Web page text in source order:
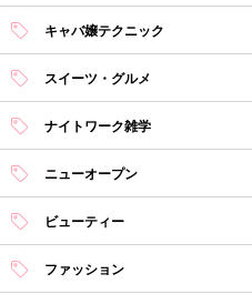
キャバ嬢テクニック
スイーツ・グルメ
ナイトワーク雑学
ニューオープン
ビューティー
ファッション